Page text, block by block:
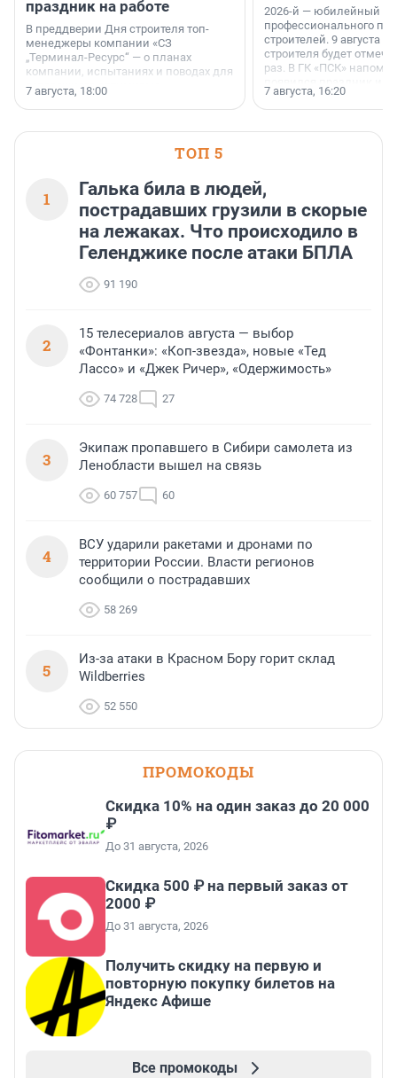
праздник на работе
В преддверии Дня строителя топ-
менеджеры компании «СЗ
„Терминал-Ресурс“ — о планах
компании, испытаниях и поводах для
осторожного оптимизма.
7 августа, 18:00
2026-й — юбилейный
профессионального
строителей. 9 августа
строителя будет
раз. В ГК «ПСК»
поменялась роль
7 августа, 16:20
ТОП 5
1
Галька била в людей,
пострадавших грузили в скорые
на лежаках. Что происходило в
Геленджике после атаки БПЛА
91 190
2
15 телесериалов августа — выбор
«Фонтанки»: «Коп-звезда», новые «Тед
Лассо» и «Джек Ричер», «Одержимость»
74 728 27
3
Экипаж пропавшего в Сибири самолета из
Ленобласти вышел на связь
60 757 60
4
ВСУ ударили ракетами и дронами по
территории России. Власти регионов
сообщили о пострадавших
58 269
5
Из-за атаки в Красном Бору горит склад
Wildberries
52 550
ПРОМОКОДЫ
Скидка 10% на один заказ до 20 000
₽
До 31 августа, 2026
Скидка 500 ₽ на первый заказ от
2000 ₽
До 31 августа, 2026
Получить скидку на первую и
повторную покупку билетов на
Яндекс Афише
Все промокоды